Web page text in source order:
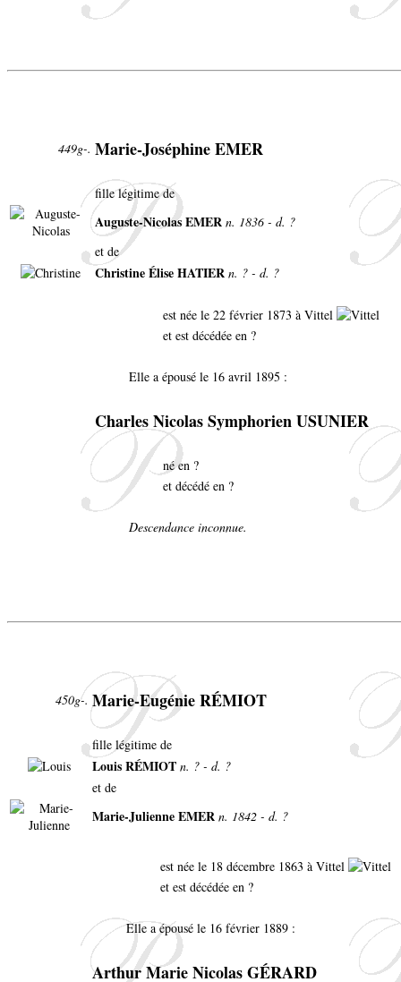
449g-. Marie-Joséphine EMER
fille légitime de
Auguste-Nicolas EMER n. 1836 - d. ?
et de
Christine Élise HATIER n. ? - d. ?
est née le 22 février 1873 à Vittel
et est décédée en ?
Elle a épousé le 16 avril 1895 :
Charles Nicolas Symphorien USUNIER
né en ?
et décédé en ?
Descendance inconnue.
450g-. Marie-Eugénie RÉMIOT
fille légitime de
Louis RÉMIOT n. ? - d. ?
et de
Marie-Julienne EMER n. 1842 - d. ?
est née le 18 décembre 1863 à Vittel
et est décédée en ?
Elle a épousé le 16 février 1889 :
Arthur Marie Nicolas GÉRARD